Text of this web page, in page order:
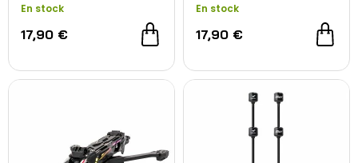
En stock
17,90 €
En stock
17,90 €